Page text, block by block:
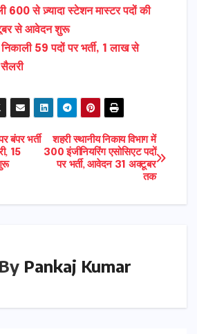
600 से ज़्यादा स्टेशन मास्टर पदों की
से आवेदन शुरू
59 पदों पर भर्ती, 1 लाख से
शहरी स्थानीय निकाय विभाग में
300 इंजीनियरिंग एसोसिएट पदों
पर भर्ती, आवेदन 31 अक्टूबर
तक
बंपर भर्ती
15
By Pankaj Kumar